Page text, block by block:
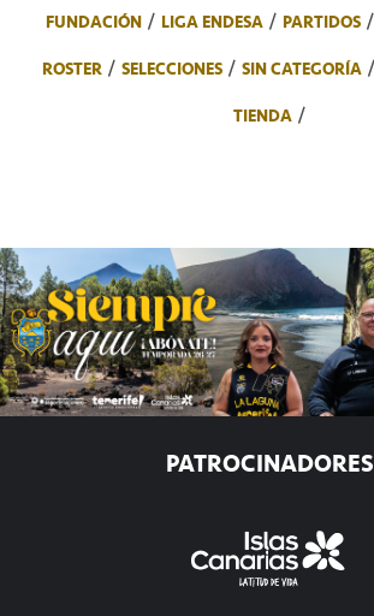
FUNDACIÓN
LIGA ENDESA PARTIDOS
ROSTER
SELECCIONES SIN CATEGORÍA
TIENDA
PATROCINADORES